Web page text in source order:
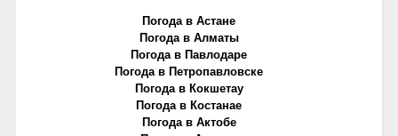
Погода в Астане
Погода в Алматы
Погода в Павлодаре
Погода в Петропавловске
Погода в Кокшетау
Погода в Костанае
Погода в Актобе